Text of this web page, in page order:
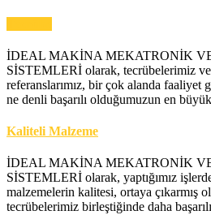
İDEAL MAKİNA MEKATRONİK
SİSTEMLERİ olarak, tecrübelerimiz
referanslarımız, bir çok alanda faaliyet
ne denli başarılı olduğumuzun en
Kaliteli Malzeme
İDEAL MAKİNA MEKATRONİK
SİSTEMLERİ olarak, yaptığımız
malzemelerin kalitesi, ortaya çıkarmış
tecrübelerimiz birleştiğinde daha